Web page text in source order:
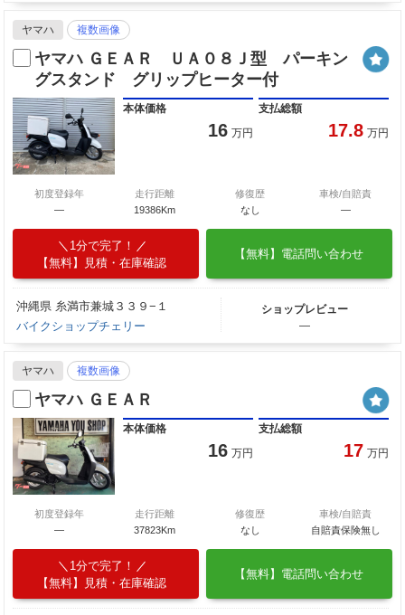
ヤマハ 複数画像
ヤマハ ＧＥＡＲ ＵＡ０８Ｊ型 パーキン
グスタンド グリップヒーター付
本体価格
16 万円
支払総額
17.8 万円
初度登録年
―
走行距離
19386Km
修復歴
なし
車検/自賠責
―
1分で完了！
【無料】見積・在庫確認
【無料】電話問い合わせ
沖縄県 糸満市兼城３３９−１
バイクショップチェリー
ショップレビュー
―
ヤマハ 複数画像
ヤマハ ＧＥＡＲ
本体価格
16 万円
支払総額
17 万円
初度登録年
―
走行距離
37823Km
修復歴
なし
車検/自賠責
自賠責保険無し
1分で完了！
【無料】見積・在庫確認
【無料】電話問い合わせ